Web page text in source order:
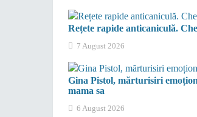
Rețete rapide anticaniculă.
7 August 2026
Gina Pistol, mărturisiri
mama sa
6 August 2026